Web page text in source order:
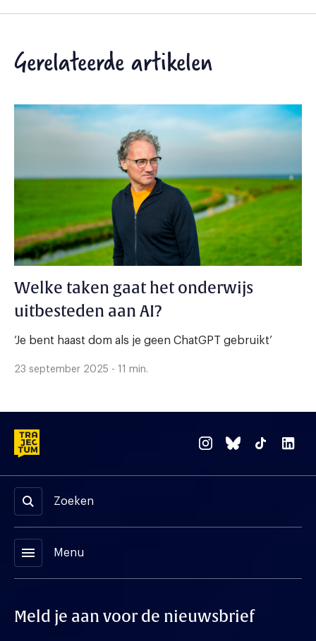
Gerelateerde artikelen
Welke taken gaat het onderwijs
uitbesteden aan AI?
‘Je bent haast dom als je geen ChatGPT gebruikt’
23 september 2025 - 11 min.
Zoeken
menu Menu
Meld je aan voor de nieuwsbrief